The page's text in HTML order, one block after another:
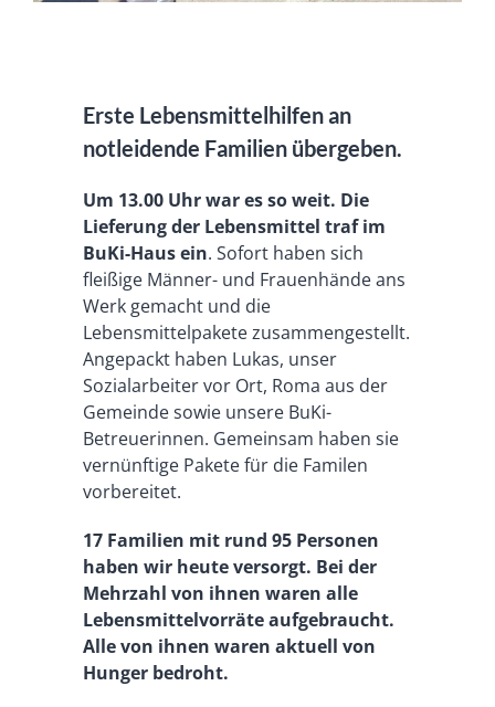
Erste Lebensmittelhilfen an
notleidende Familien übergeben.
Um 13.00 Uhr war es so weit. Die
Lieferung der Lebensmittel traf im
BuKi-Haus ein. Sofort haben sich
fleißige Männer- und Frauenhände ans
Werk gemacht und die
Lebensmittelpakete zusammengestellt.
Angepackt haben Lukas, unser
Sozialarbeiter vor Ort, Roma aus der
Gemeinde sowie unsere BuKi-
Betreuerinnen. Gemeinsam haben sie
vernünftige Pakete für die Familen
vorbereitet.
17 Familien mit rund 95 Personen
haben wir heute versorgt. Bei der
Mehrzahl von ihnen waren alle
Lebensmittelvorräte aufgebraucht.
Alle von ihnen waren aktuell von
Hunger bedroht.